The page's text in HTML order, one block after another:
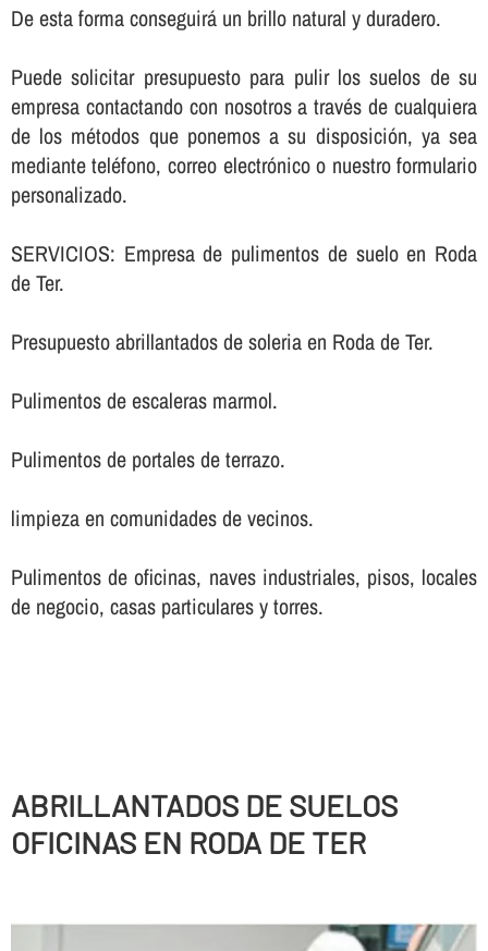
De esta forma conseguirá un brillo natural y duradero.
Puede solicitar presupuesto para pulir los suelos de su
empresa contactando con nosotros a través de cualquiera
de los métodos que ponemos a su disposición, ya sea
mediante teléfono, correo electrónico o nuestro formulario
personalizado.
SERVICIOS: Empresa de pulimentos de suelo en Roda
de Ter.
Presupuesto abrillantados de soleria en Roda de Ter.
Pulimentos de escaleras marmol.
Pulimentos de portales de terrazo.
limpieza en comunidades de vecinos.
Pulimentos de oficinas, naves industriales, pisos, locales
de negocio, casas particulares y torres.
ABRILLANTADOS DE SUELOS
OFICINAS EN RODA DE TER